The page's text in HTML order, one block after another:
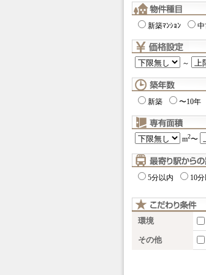
新築ﾏﾝｼｮﾝ 中
～
新築 〜10年
m2〜
5分以内 10
環境
その他